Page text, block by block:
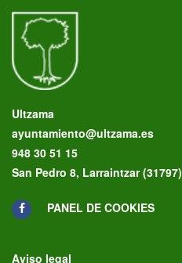
Ultzama
ayuntamiento@ultzama.es
948 30 51 15
San Pedro 8, Larraintzar (31797)
PANEL DE COOKIES
Aviso legal